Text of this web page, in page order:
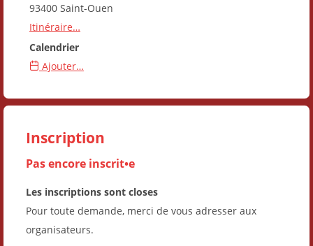
93400 Saint-Ouen
Itinéraire…
Calendrier
Ajouter…
Inscription
Pas encore inscrit•e
Les inscriptions sont closes
Pour toute demande, merci de vous adresser aux
organisateurs.